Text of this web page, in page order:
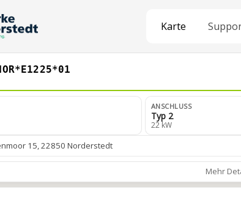
Karte
ANSCHLUSS
Typ 2
22 kW
15, 22850 Norderstedt
Mehr